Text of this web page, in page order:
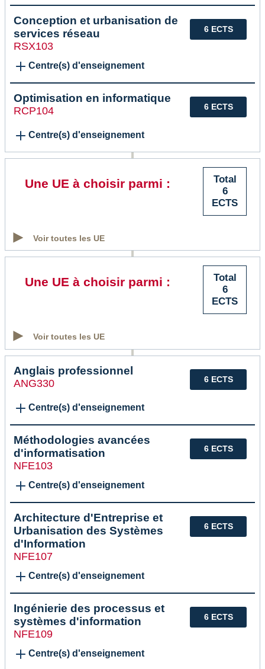
6 ECTS
Conception et urbanisation de
services réseau
RSX103
Centre(s) d'enseignement
6 ECTS
Optimisation en informatique
RCP104
Centre(s) d'enseignement
Total
6
ECTS
Une UE à choisir parmi :
Voir toutes les UE
Total
6
ECTS
Une UE à choisir parmi :
Voir toutes les UE
6 ECTS
Anglais professionnel
ANG330
Centre(s) d'enseignement
6 ECTS
Méthodologies avancées
d'informatisation
NFE103
Centre(s) d'enseignement
6 ECTS
Architecture d'Entreprise et
Urbanisation des Systèmes
d'Information
NFE107
Centre(s) d'enseignement
6 ECTS
Ingénierie des processus et
systèmes d'information
NFE109
Centre(s) d'enseignement